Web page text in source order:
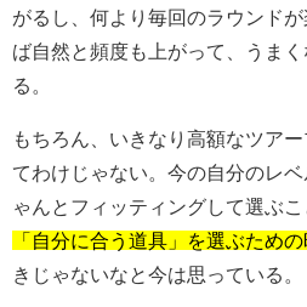
がるし、何より毎回のラウンド
ば自然と頻度も上がって、うま
る。
もちろん、いきなり高額なツア
てわけじゃない。今の自分のレ
ゃんとフィッティングして選ぶこ
「自分に合う道具」を選ぶため
きじゃないなと今は思っている。